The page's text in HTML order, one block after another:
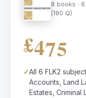
8 books ·
(180 Q)
£475
✓All 6 FLK2
Accounts, Land
Estates, Criminal